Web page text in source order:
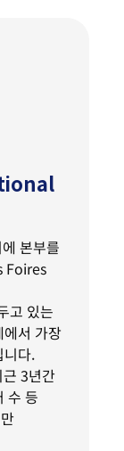
본부를
Foires
고 있는
서 가장
니다.
3년간
수 등